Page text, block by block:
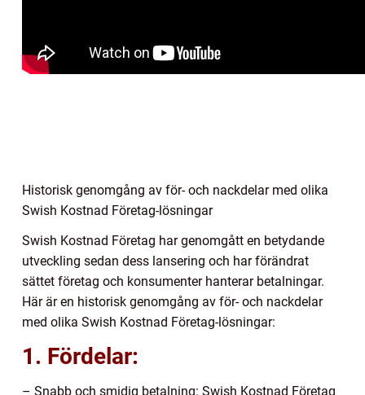
Historisk genomgång av för- och nackdelar med olika
Swish Kostnad Företag-lösningar
Swish Kostnad Företag har genomgått en betydande
utveckling sedan dess lansering och har förändrat
sättet företag och konsumenter hanterar betalningar.
Här är en historisk genomgång av för- och nackdelar
med olika Swish Kostnad Företag-lösningar:
1. Fördelar:
– Snabb och smidig betalning: Swish Kostnad Företag